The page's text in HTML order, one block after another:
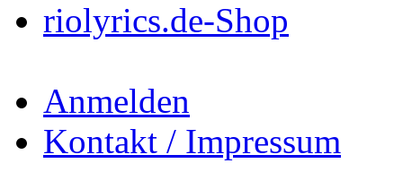
riolyrics.de-Shop
Anmelden
Kontakt / Impressum